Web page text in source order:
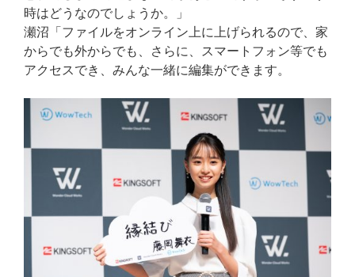
時はどうなのでしょうか。」
瀬沼「ファイルをオンライン上に上げられるので、家
からでも外からでも、さらに、スマートフォン等でも
アクセスでき、みんな一緒に編集ができます。